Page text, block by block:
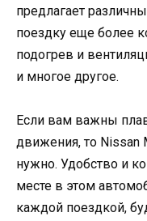
предлагает
поездку еще более
подогрев и
и многое другое.
Если вам важны
движения, то Nissan
нужно. Удобство и
месте в этом
каждой поездкой,